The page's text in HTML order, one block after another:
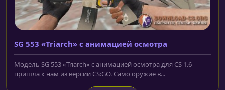
SG 553 «Triarch» с анимацией осмотра
Модель SG 553 «Triarch» с анимацией осмотра для CS 1.6
пришла к нам из версии CS:GO. Само оружие в...